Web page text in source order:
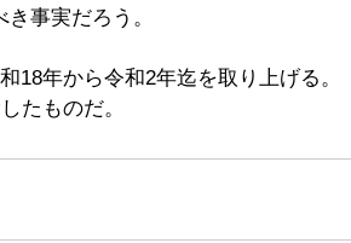
事実だろう。
18年から令和2年迄を取り上げる。
たものだ。